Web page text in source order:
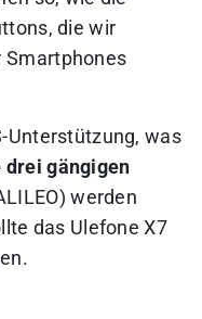
die wir
Smartphones
Unterstützung, was
drei gängigen
werden
das Ulefone X7